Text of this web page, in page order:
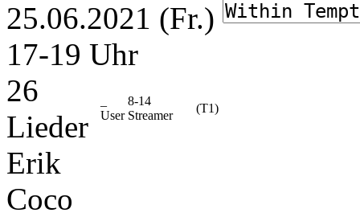
25.06.2021 (Fr.)
17-19 Uhr
26
Lieder
User
8-14
Streamer
(T1)
Erik
Coco